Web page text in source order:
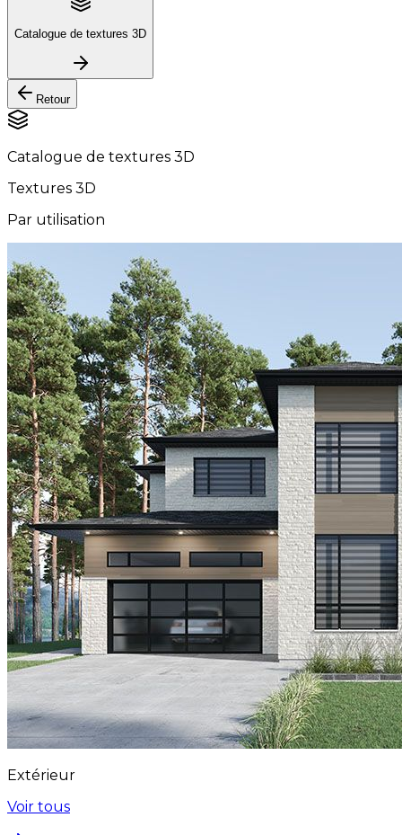
Catalogue de textures 3D
Retour
Catalogue de textures 3D
Textures 3D
Par utilisation
Extérieur
Voir tous